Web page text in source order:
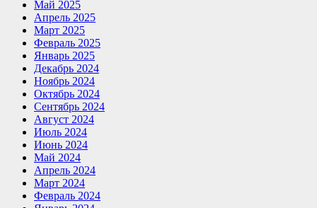
Май 2025
Апрель 2025
Март 2025
Февраль 2025
Январь 2025
Декабрь 2024
Ноябрь 2024
Октябрь 2024
Сентябрь 2024
Август 2024
Июль 2024
Июнь 2024
Май 2024
Апрель 2024
Март 2024
Февраль 2024